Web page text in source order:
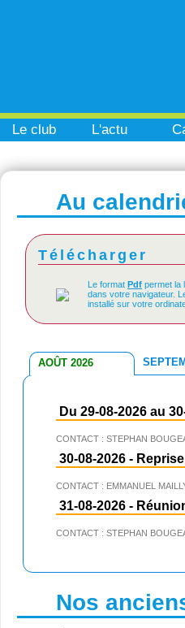
Le club L'actu
Au
Télécharger
Le format Pdf permet la
dans votre navigateur.
installé sur votre
AOÛT 2026
Du 29-08-2026 au
CONTACT : STEPHAN
30-08-2026 -
CONTACT : EMMANUEL
31-08-2026 -
CONTACT : STEPHAN
Nos